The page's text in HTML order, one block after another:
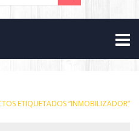
ETIQUETADOS “INMOBILIZADOR”